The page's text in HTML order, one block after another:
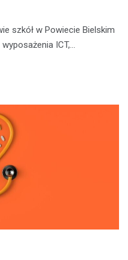
szkół w Powiecie Bielskim
ICT,…